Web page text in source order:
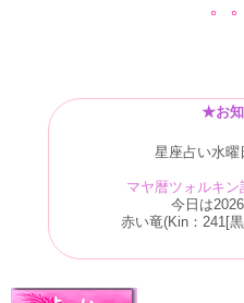
。
★お
星座占い水曜
マヤ暦ツォルキ
今日は
赤い竜(Kin：241[